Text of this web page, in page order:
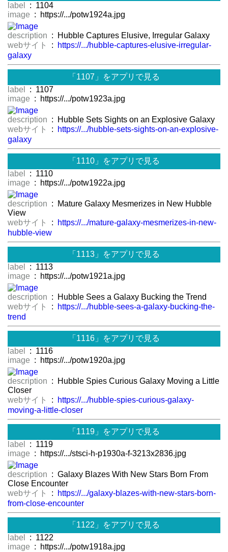
label
: 1104
image : https://.../potw1924a.jpg
description : Hubble Captures Elusive, Irregular Galaxy
webサイト
:
https://.../hubble-captures-elusive-irregular-
galaxy
「1107」をアプリで見る
label
: 1107
image : https://.../potw1923a.jpg
description : Hubble Sets Sights on an Explosive Galaxy
webサイト
:
https://.../hubble-sets-sights-on-an-explosive-
galaxy
「1110」をアプリで見る
label
: 1110
image : https://.../potw1922a.jpg
description : Mature Galaxy Mesmerizes in New Hubble
View
webサイト
:
https://.../mature-galaxy-mesmerizes-in-new-
hubble-view
「1113」をアプリで見る
label
: 1113
image : https://.../potw1921a.jpg
description : Hubble Sees a Galaxy Bucking the Trend
webサイト
:
https://.../hubble-sees-a-galaxy-bucking-the-
trend
「1116」をアプリで見る
label
: 1116
image : https://.../potw1920a.jpg
description : Hubble Spies Curious Galaxy Moving a Little
Closer
webサイト
:
https://.../hubble-spies-curious-galaxy-
moving-a-little-closer
「1119」をアプリで見る
label
: 1119
image : https://.../stsci-h-p1930a-f-3213x2836.jpg
description : Galaxy Blazes With New Stars Born From
Close Encounter
webサイト
:
https://.../galaxy-blazes-with-new-stars-born-
from-close-encounter
「1122」をアプリで見る
label
: 1122
image : https://.../potw1918a.jpg